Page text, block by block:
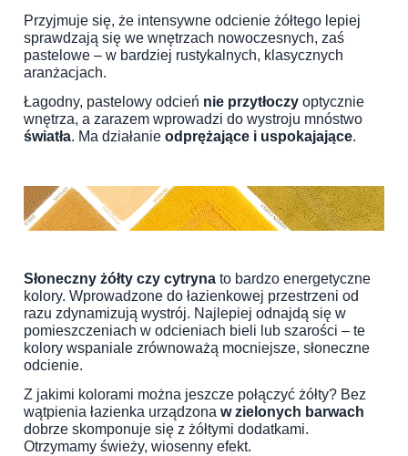
Przyjmuje się, że intensywne odcienie żółtego lepiej
sprawdzają się we wnętrzach nowoczesnych, zaś
pastelowe – w bardziej rustykalnych, klasycznych
aranżacjach.
Łagodny, pastelowy odcień nie przytłoczy optycznie
wnętrza, a zarazem wprowadzi do wystroju mnóstwo
światła. Ma działanie odprężające i uspokajające.
Słoneczny żółty czy cytryna to bardzo energetyczne
kolory. Wprowadzone do łazienkowej przestrzeni od
razu zdynamizują wystrój. Najlepiej odnajdą się w
pomieszczeniach w odcieniach bieli lub szarości – te
kolory wspaniale zrównoważą mocniejsze, słoneczne
odcienie.
Z jakimi kolorami można jeszcze połączyć żółty? Bez
wątpienia łazienka urządzona w zielonych barwach
dobrze skomponuje się z żółtymi dodatkami.
Otrzymamy świeży, wiosenny efekt.